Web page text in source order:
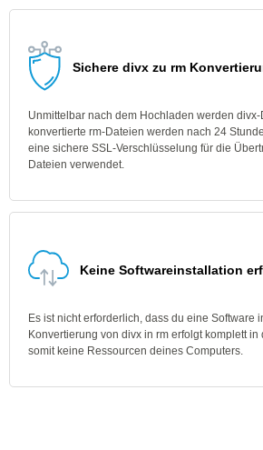
Sichere divx zu rm
Unmittelbar nach dem Hochladen werden
konvertierte rm-Dateien werden nach 24
eine sichere SSL-Verschlüsselung für die
Dateien verwendet.
Keine Softwareinstallation
Es ist nicht erforderlich, dass du eine Software
Konvertierung von divx in rm erfolgt komplett
somit keine Ressourcen deines Computers.